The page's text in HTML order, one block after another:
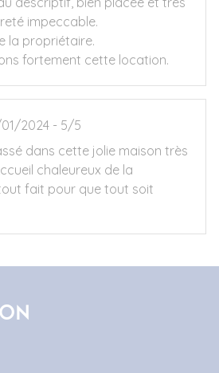
impeccable.
la propriétaire.
fortement cette location.
2024
5/5
dans cette jolie maison très
chaleureux de la
fait pour que tout soit